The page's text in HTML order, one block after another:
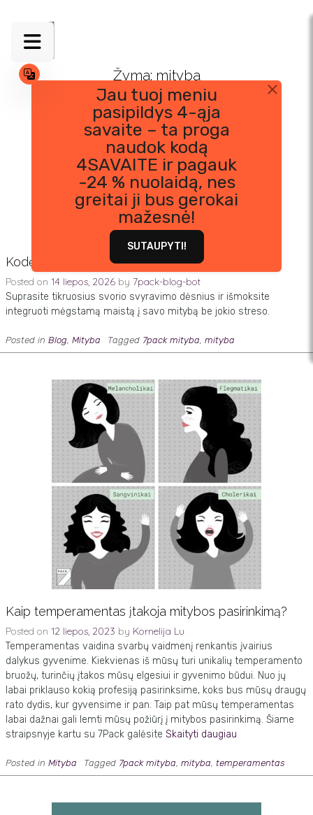
content
Jau tuoj meniu
pasipildys 4-ąja
savaite – ta proga
naudok kodą
4SAVAITE ir pagauk
-24 % nuolaidą, nes
greitai ji bus gerokai
mažesnė!
SUTAUPYTI!
Žyma: mityba
Kodėl viena pica nesugadina jūsų progreso?
Posted on 14 liepos, 2026 by 7pack-blog-bot
Suprasite tikruosius svorio svyravimo dėsnius ir išmoksite
integruoti mėgstamą maistą į savo mitybą be jokio streso.
Posted in Blog, Mityba Tagged 7pack mityba, mityba
Kaip temperamentas įtakoja mitybos pasirinkimą?
Posted on 12 liepos, 2023 by Kornelija Lu
Temperamentas vaidina svarbų vaidmenį renkantis įvairius
dalykus gyvenime. Kiekvienas iš mūsų turi unikalių temperamento
bruožų, turinčių įtakos mūsų elgesiui ir gyvenimo būdui. Nuo jų
labai priklauso kokią profesiją pasirinksime, koks bus mūsų draugų
rato dydis, kur gyvensime ir pan. Taip pat mūsų temperamentas
labai dažnai gali lemti mūsų požiūrį į mitybos pasirinkimą. Šiame
straipsnyje kartu su 7Pack galėsite Skaityti daugiau
Posted in Mityba Tagged 7pack mityba, mityba, temperamentas